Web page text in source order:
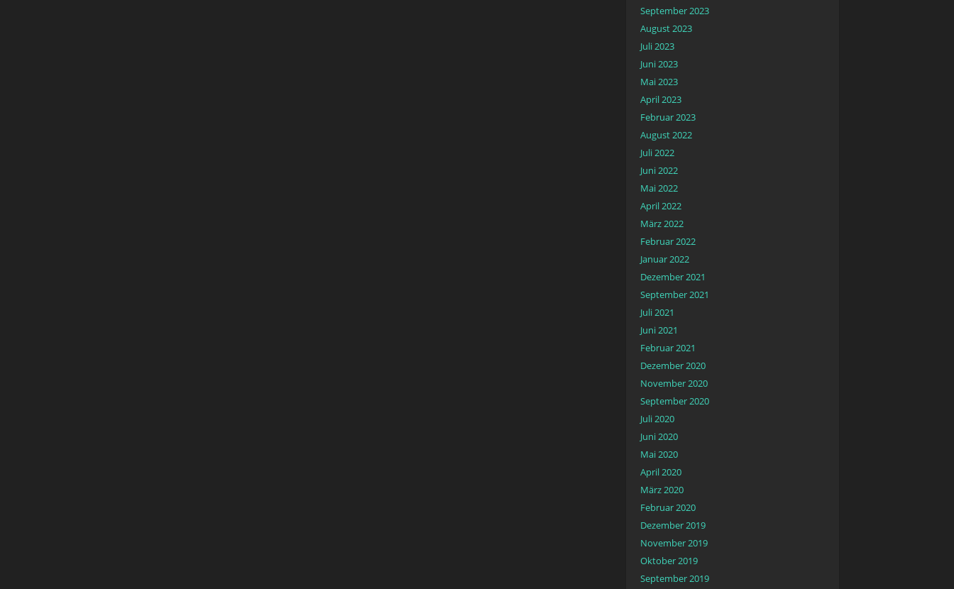
September 2023
August 2023
Juli 2023
Juni 2023
Mai 2023
April 2023
Februar 2023
August 2022
Juli 2022
Juni 2022
Mai 2022
April 2022
März 2022
Februar 2022
Januar 2022
Dezember 2021
September 2021
Juli 2021
Juni 2021
Februar 2021
Dezember 2020
November 2020
September 2020
Juli 2020
Juni 2020
Mai 2020
April 2020
März 2020
Februar 2020
Dezember 2019
November 2019
Oktober 2019
September 2019